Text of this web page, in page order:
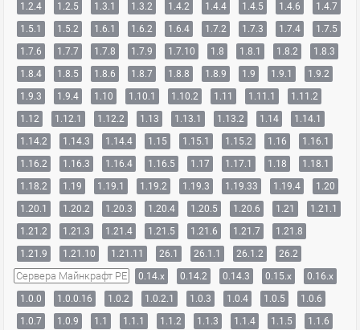
1.2.4
1.2.5 1.3.1 1.3.2 1.4.2 1.4.4 1.4.5 1.4.6
1.4.7
1.5.1
1.5.2 1.6.1 1.6.2 1.6.4 1.7.2 1.7.3 1.7.4
1.7.5
1.7.6
1.7.7 1.7.8 1.7.9 1.7.10 1.8 1.8.1 1.8.2
1.8.3
1.8.4
1.8.5 1.8.6 1.8.7 1.8.8 1.8.9 1.9 1.9.1
1.9.2
1.9.3
1.9.4 1.10 1.10.1 1.10.2 1.11 1.11.1
1.11.2
1.12
1.12.1 1.12.2 1.13 1.13.1 1.13.2 1.14
1.14.1
1.14.2
1.14.3 1.14.4 1.15 1.15.1 1.15.2 1.16
1.16.1
1.16.2
1.16.3 1.16.4 1.16.5 1.17 1.17.1 1.18
1.18.1
1.18.2
1.19 1.19.1 1.19.2 1.19.3 1.19.33 1.19.4
1.20
1.20.1
1.20.2 1.20.3 1.20.4 1.20.5 1.20.6 1.21
1.21.1
1.21.2
1.21.3 1.21.4 1.21.5 1.21.6 1.21.7
1.21.8
1.21.9
1.21.10 1.21.11 26.1 26.1.1 26.1.2 26.2
Сервера Майнкрафт PE 0.14.x 0.14.2 0.14.3 0.15.x
0.16.x
1.0.0
1.0.0.16 1.0.2 1.0.2.1 1.0.3 1.0.4 1.0.5
1.0.6
1.0.7
1.0.9 1.1 1.1.1 1.1.2 1.1.3 1.1.4 1.1.5
1.1.6